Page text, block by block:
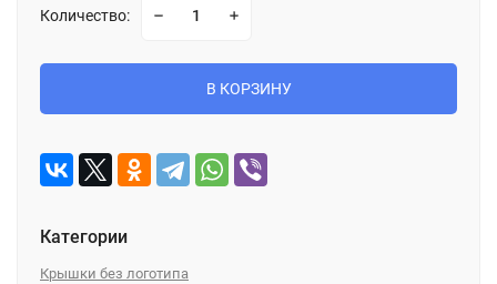
Количество:
В КОРЗИНУ
Категории
Крышки без логотипа